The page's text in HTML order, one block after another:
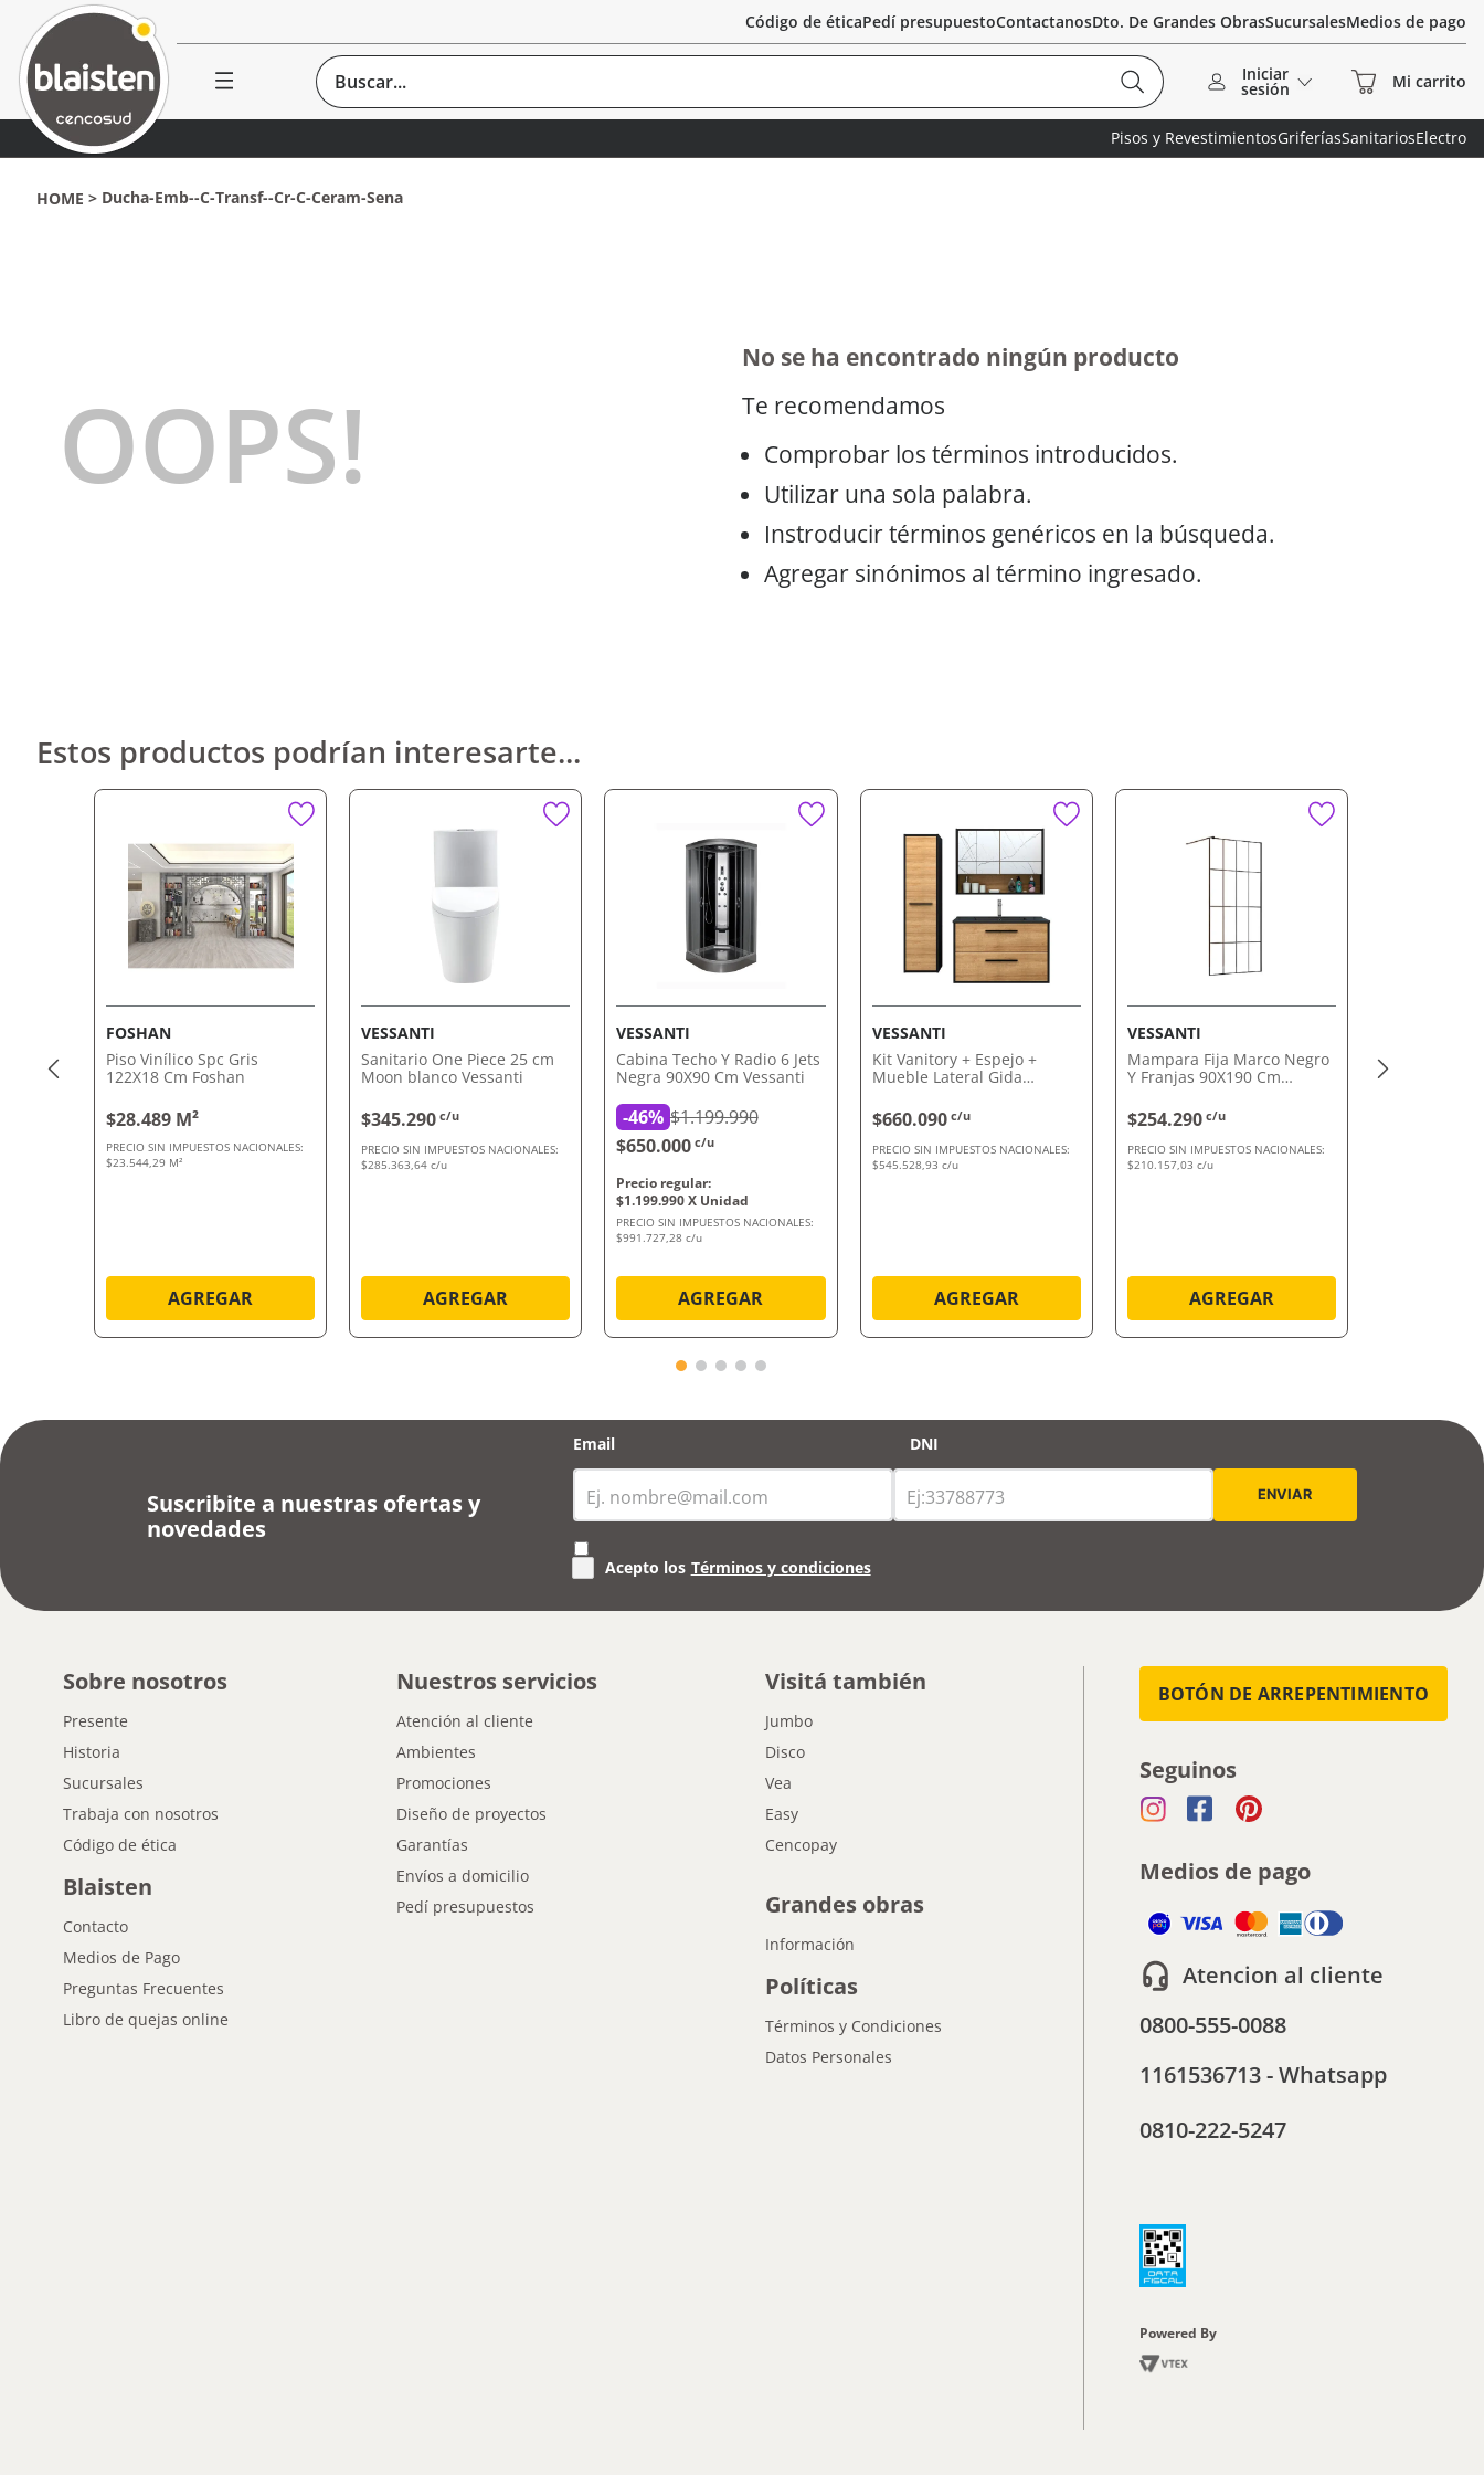
Código de éticaPedí presupuestoContactanosDto. De Grandes ObrasSucursalesMedios de pago
Buscar... Iniciar
sesión
Pisos y RevestimientosGriferíasSanitariosElectro
Ducha-Emb--c-Transf--cr-C-Ceram-Sena
OOPS!
No se ha encontrado ningún producto
Te recomendamos
Comprobar los términos introducidos.
Utilizar una sola palabra.
Instroducir términos genéricos en la búsqueda.
Agregar sinónimos al término ingresado.
Estos productos podrían interesarte...
FOSHAN
Piso Vinílico Spc Gris
122X18 Cm Foshan
$28.489 M²
PRECIO SIN IMPUESTOS NACIONALES:
$23.544,29 M²
AGREGAR
VESSANTI
Sanitario One Piece 25 cm
Moon blanco Vessanti
$345.290 c/u
PRECIO SIN IMPUESTOS NACIONALES:
$285.363,64 c/u
AGREGAR
VESSANTI
Cabina Techo Y Radio 6 Jets
Negra 90X90 Cm Vessanti
-46% $1.199.990
$650.000 c/u
$1.199.990
PRECIO SIN IMPUESTOS NACIONALES:
$991.727,28 c/u
AGREGAR
VESSANTI
Kit Vanitory + Espejo +
Mueble Lateral Gida
$660.090 c/u
PRECIO SIN IMPUESTOS NACIONALES:
$545.528,93 c/u
AGREGAR
VESSANTI
Mampara Fija Marco Negro
Y Franjas 90X190 Cm
$254.290 c/u
PRECIO SIN IMPUESTOS NACIONALES:
$210.157,03 c/u
AGREGAR
Suscribite a nuestras ofertas y
novedades
Email DNI
Acepto los Términos y condiciones
Sobre nosotros
Presente
Historia
Sucursales
Trabaja con nosotros
Código de ética
Blaisten
Contacto
Medios de Pago
Preguntas Frecuentes
Libro de quejas online
Nuestros servicios
Atención al cliente
Ambientes
Promociones
Diseño de proyectos
Garantías
Envíos a domicilio
Pedí presupuestos
Visitá también
Jumbo
Disco
Vea
Easy
Cencopay
Grandes obras
Información
Políticas
Términos y Condiciones
Datos Personales
BOTÓN DE ARREPENTIMIENTO
Seguinos
Medios de pago
Atencion al cliente
0800-555-0088
1161536713 - Whatsapp
0810-222-5247
Powered By